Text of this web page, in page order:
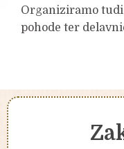
Organiziramo
pohode ter